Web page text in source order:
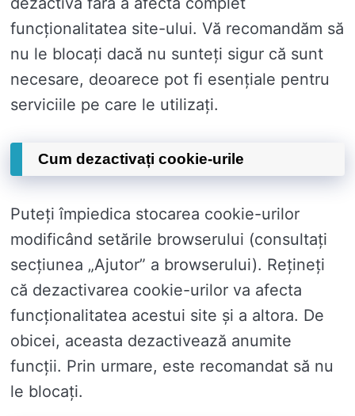
funcționalitatea site-ului. Vă recomandăm să
nu le blocați dacă nu sunteți sigur că sunt
necesare, deoarece pot fi esențiale pentru
serviciile pe care le utilizați.
Cum dezactivați cookie-urile
Puteți împiedica stocarea cookie-urilor
modificând setările browserului (consultați
secțiunea „Ajutor” a browserului). Rețineți
că dezactivarea cookie-urilor va afecta
funcționalitatea acestui site și a altora. De
obicei, aceasta dezactivează anumite
funcții. Prin urmare, este recomandat să nu
le blocați.